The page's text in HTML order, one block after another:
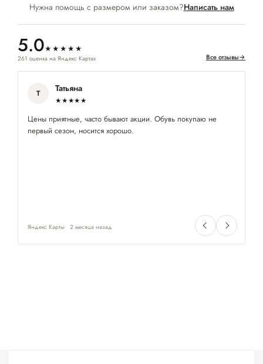
Нужна помощь с размером или заказом?Написать нам
5.0★★★★★
261 оценка на Яндекс Картах Все отзывы→
Т Татьяна
★★★★★
Цены приятные, часто бывают акции. Обувь покупаю не
первый сезон, носится хорошо.
Яндекс Карты 2 месяца назад